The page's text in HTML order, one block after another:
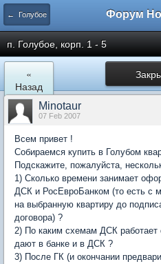
← Голубое
п. Голубое, корп. 1 - 5
«
Назад
Minotaur
07 Feb 2007
Всем привет !
Собираемся купить в Голубом
Подскажите, пожалуйста,
1) Сколько времени занимает
ДСК и РосЕвроБанком (то есть с
на выбранную квартиру до
договора) ?
2) По каким схемам ДСК работает
дают в банке и в ДСК ?
3) После ГК (и окончании